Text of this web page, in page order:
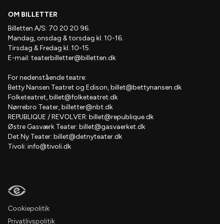
OM BILLETTER
Billetten A/S: 70 20 20 96.
Mandag, onsdag & torsdag kl. 10-16.
Tirsdag & Fredag kl. 10-15.
E-mail: teaterbilletter@billetten.dk
For nedenstående teatre:
Betty Nansen Teatret og Edison,billet@bettynansen.dk
Folketeatret,billet@folketeatret.dk
Nørrebro Teater,billetter@nbt.dk
REPUBLIQUE / REVOLVER: billet@republique.dk
Østre Gasværk Teater: billet@gasvaerket.dk
Det Ny Teater: billet@detnyteater.dk
Tivoli: info@tivoli.dk
Cookiepolitik
Privatlivspolitik